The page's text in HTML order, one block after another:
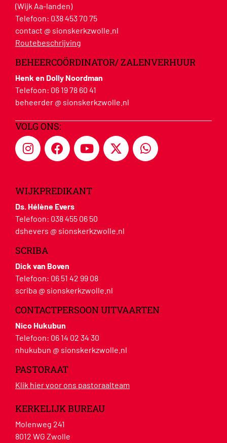
(Wijk Aa-landen)
Telefoon: 038 453 70 75
contact @ sionskerkzwolle.nl
Routebeschrijving
BEHEERCOÖRDINATOR/ ZALENVERHUUR
Henk en Dolly Noordman
Telefoon: 06 19 78 60 41
beheerder @ sionskerkzwolle.nl
VOLG ONS:
WIJKPREDIKANT
Ds. Hélène Evers
Telefoon: 038 455 06 50
dshevers @ sionskerkzwolle.nl
SCRIBA
Dick van Boven
Telefoon: 06 51 42 99 08
scriba @ sionskerkzwolle.nl
CONTACTPERSOON UITVAARTEN
Nico Hukubun
Telefoon: 06 14 02 34 30
nhukubun @ sionskerkzwolle.nl
PASTORAAT
Klik hier voor ons pastoraalteam
KERKELIJK BUREAU
Molenweg 241
8012 WG Zwolle